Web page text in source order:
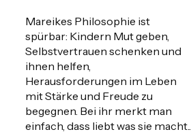
Mareikes Philosophie ist
spürbar: Kindern Mut geben,
Selbstvertrauen schenken und
ihnen helfen,
Herausforderungen im Leben
mit Stärke und Freude zu
begegnen. Bei ihr merkt man
einfach, dass liebt was sie macht..